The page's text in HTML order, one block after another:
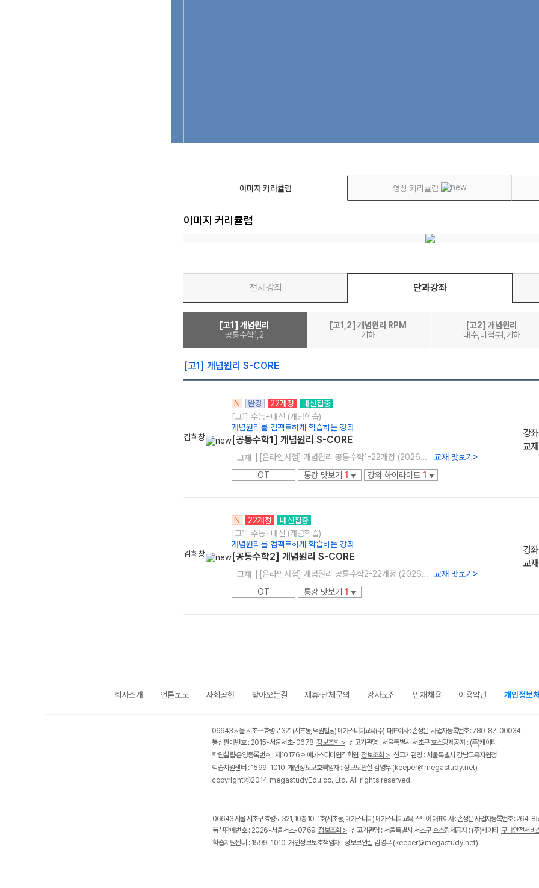
이미지 커리큘럼 영상 커리큘럼
이미지 커리큘럼
전체강좌 단과강좌
[고1] 개념원리
공통수학1,2
[고1,2] 개념원리 RPM
기하
[고2] 개념원리
대수,미적분l,기하
[고1] 개념원리 S-CORE
김희창
N 완강 22개정
내신집중
[고1] 수능+내신 (개념학습)
개념원리를 컴팩트하게 학습하는 강좌
[공통수학1] 개념원리 S-CORE
교재 [온라인서점] 개념원리 공통수학1-22개정 (2026년용) 교재 맛보기 >
OT
통강 맛보기 1 ▼ 강의 하이라이트 1 ▼
강좌
교재
김희창
N 22개정
내신집중
[고1] 수능+내신 (개념학습)
개념원리를 컴팩트하게 학습하는 강좌
[공통수학2] 개념원리 S-CORE
교재 [온라인서점] 개념원리 공통수학2-22개정 (2026년용) 교재 맛보기 >
OT
통강 맛보기 1 ▼
강좌
교재
회사소개 언론보도 사회공헌 찾아오는길 제휴·단체문의 강사모집 인재채용 이용약관 개인정보
06643 서울 서초구 효령로 321 (서초동, 덕원빌딩) 메가스터디교육(주) 대표이사 : 손성은 사업자등록번호 : 780-87-00034
통신판매번호 : 2015-서울서초-0678 정보조회 > 신고기관명 : 서울특별시 서초구 호스팅제공자 : (주)케이티
학원설립·운영등록번호 : 제10176호 메가스터디원격학원 정보조회 > 신고기관명 : 서울특별시 강남교육지원청
학습지원센터 : 1599-1010 개인정보보호책임자 : 정보보안실 김영무(keeper@megastudy.net)
copyrightⓒ2014 megastudyEdu.co.,Ltd. All rights reserved.
06643 서울 서초구 효령로 321, 10층 10-1호(서초동, 메가스터디) 메가스터디교육 스토어 대표이사 : 손성은 사업자등록번호 :
통신판매번호 : 2026-서울서초-0769 정보조회 > 신고기관명 : 서울특별시 서초구 호스팅제공자 : (주)케이티 구매안전서비
학습지원센터 : 1599-1010 개인정보보호책임자 : 정보보안실 김영무(keeper@megastudy.net)